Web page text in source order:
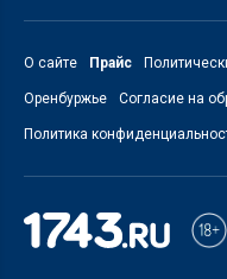
О сайте Прайс
Оренбуржье Согласие на
Политика